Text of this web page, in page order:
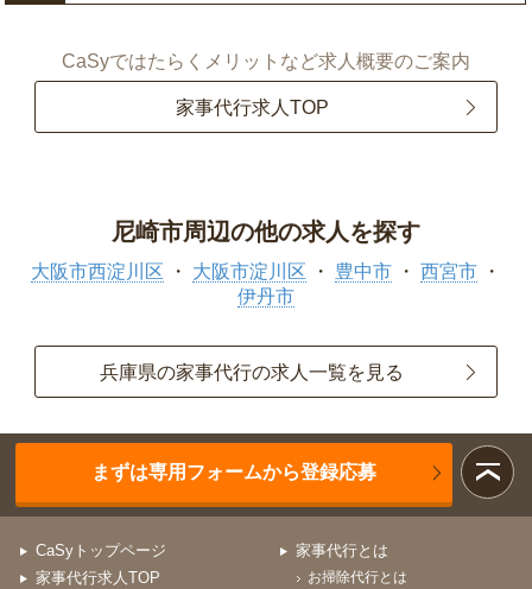
CaSyではたらくメリットなど求人概要のご案内
家事代行求人TOP
尼崎市周辺の他の求人を探す
大阪市西淀川区 大阪市淀川区 豊中市
西宮市
伊丹市
兵庫県の家事代行の求人一覧を見る
まずは専用フォームから登録応募
CaSyトップページ
家事代行求人TOP
家事代行とは
お掃除代行とは